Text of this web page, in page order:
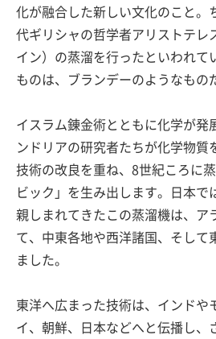
化が融合した新しい文化のこと。
代ギリシャの哲学者アリストテレ
イン）の蒸溜を行ったといわれて
ものは、ブランデーのようなもの
イスラム錬金術とともに化学が発
ンドリアの研究者たちが化学物質
技術の改良を重ね、8世紀ころに
ビック」を生み出します。日本で
親しまれてきたこの蒸溜機は、ア
て、中東各地や西洋諸国、そして
ました。
東洋へ広まった技術は、インドや
イ、朝鮮、日本などへと伝播し、